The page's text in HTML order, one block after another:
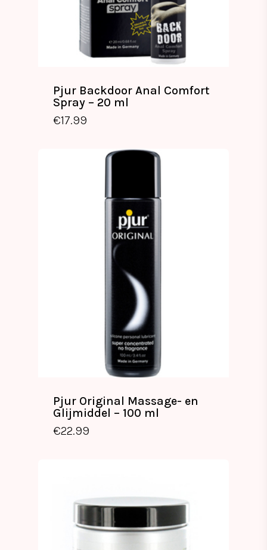
Pjur Backdoor Anal Comfort
Spray – 20 ml
€17.99
€
Pjur Original Massage- en
Glijmiddel – 100 ml
€22.99
€22.99